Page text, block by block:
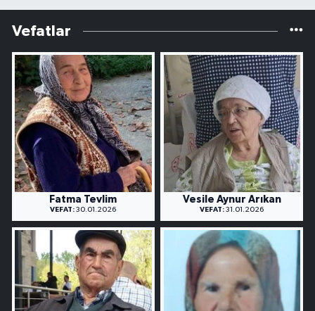
Vefatlar
Fatma Tevlim
VEFAT: 30.01.2026
Vesile Aynur Arıkan
VEFAT: 31.01.2026